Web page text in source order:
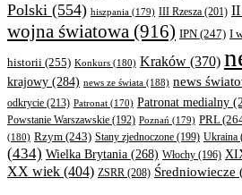
Polski (554) hiszpania (179) III Rzesza (201) II
wojna światowa (916) IPN (247) I
historii (255) Konkurs (180) Kraków (370)
krajowy (284) news ze świata (188) news
odkrycie (213) Patronat (170) Patronat medialny
Powstanie Warszawskie (192) Poznań (179) PRL
(180) Rzym (243) Stany zjednoczone (199) Ukraina
(434) Wielka Brytania (268) Włochy (196)
XX wiek (404) ZSRR (208) Średniowiecze